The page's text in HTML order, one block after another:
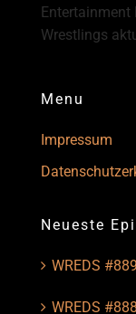
Entertainment
Wrestlings
Menu
Impressum
Neueste
WREDS
WREDS